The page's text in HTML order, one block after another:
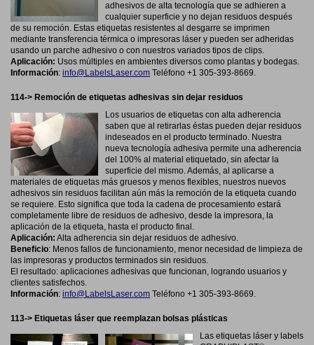
adhesivos de alta tecnología que se adhieren a
cualquier superficie y no dejan residuos después
de su remoción. Estas etiquetas resistentes al desgarre se imprimen
mediante transferencia térmica o impresoras láser y pueden ser adheridas
usando un parche adhesivo o con nuestros variados tipos de clips.
Aplicación: Usos múltiples en ambientes diversos como plantas y bodegas.
Información: info@LabelsLaser.com Teléfono +1 305-393-8669.
114-> Remoción de etiquetas adhesivas sin dejar residuos
Los usuarios de etiquetas con alta adherencia
saben que al retirarlas éstas pueden dejar residuos
indeseados en el producto terminado. Nuestra
nueva tecnología adhesiva permite una adherencia
del 100% al material etiquetado, sin afectar la
superficie del mismo. Además, al aplicarse a
materiales de etiquetas más gruesos y menos flexibles, nuestros nuevos
adhesivos sin residuos facilitan aún más la remoción de la etiqueta cuando
se requiere. Esto significa que toda la cadena de procesamiento estará
completamente libre de residuos de adhesivo, desde la impresora, la
aplicación de la etiqueta, hasta el producto final.
Aplicación: Alta adherencia sin dejar residuos de adhesivo.
Beneficio: Menos fallos de funcionamiento, menor necesidad de limpieza de
las impresoras y productos terminados sin residuos.
El resultado: aplicaciones adhesivas que funcionan, logrando usuarios y
clientes satisfechos.
Información: info@LabelsLaser.com Teléfono +1 305-393-8669.
113-> Etiquetas láser que reemplazan bolsas plásticas
Las etiquetas láser y labels